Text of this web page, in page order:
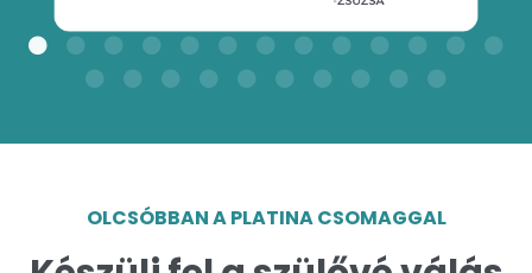
OLCSÓBBAN A PLATINA CSOMAGGAL